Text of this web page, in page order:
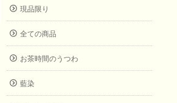
現品限り
全ての商品
お茶時間のうつわ
藍染